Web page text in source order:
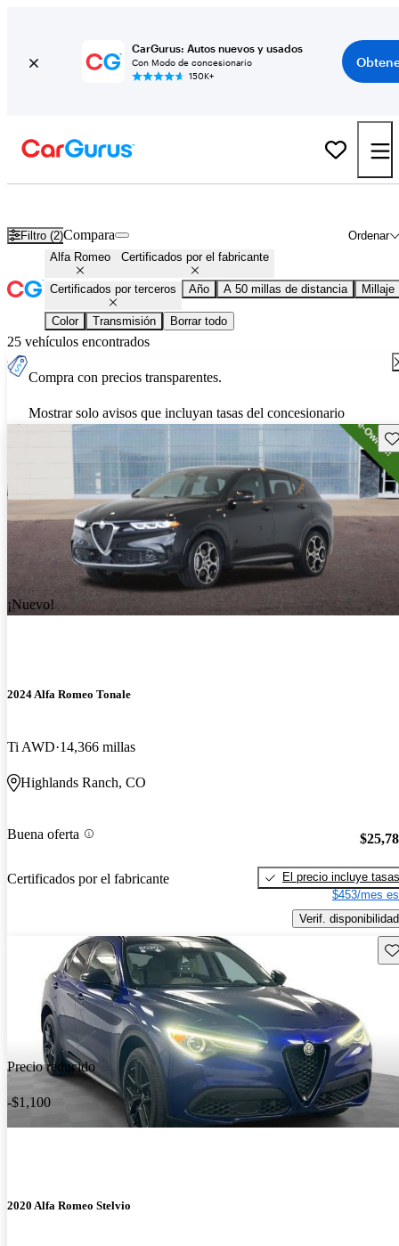
CarGurus: Autos nuevos y usados
Con Modo de concesionario
150K+
Filtro (2) Ordenar
Compara
Alfa Romeo Certificados por el fabricante
Certificados por terceros Año A 50 millas de distancia Millaje
Color Transmisión Borrar todo
25 vehículos encontrados
Compra con precios transparentes.
Mostrar solo avisos que incluyan tasas del concesionario
¡Nuevo!
2024 Alfa Romeo Tonale
Ti AWD 14,366 millas
Highlands Ranch, CO
Buena oferta
Certificados por el fabricante
El precio incluye tasas
$453/mes
Verif. disponibilidad
Precio reducido
-$1,100
2020 Alfa Romeo Stelvio